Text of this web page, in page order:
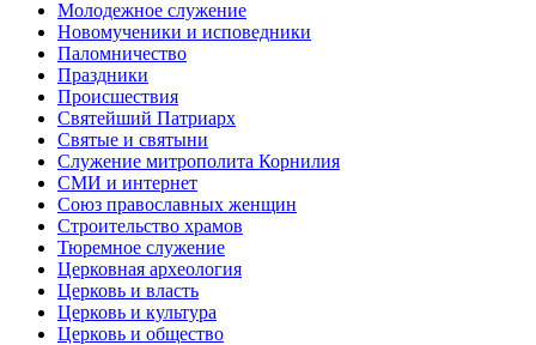
Молодежное служение
Новомученики и исповедники
Паломничество
Праздники
Происшествия
Святейший Патриарх
Святые и святыни
Служение митрополита Корнилия
СМИ и интернет
Союз православных женщин
Строительство храмов
Тюремное служение
Церковная археология
Церковь и власть
Церковь и культура
Церковь и общество